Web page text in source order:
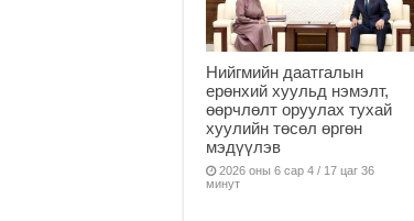
Нийгмийн даатгалын
ерөнхий хуульд нэмэлт,
өөрчлөлт оруулах тухай
хуулийн төсөл өргөн
мэдүүлэв
2026 оны 6 сар 4 / 17 цаг 36
минут